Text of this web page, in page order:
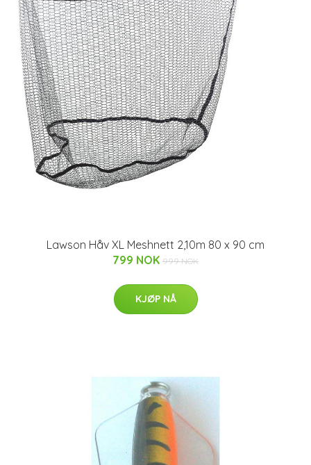
Lawson Håv XL Meshnett 2,10m 80 x 90 cm
799 NOK 999 NOK
KJØP NÅ